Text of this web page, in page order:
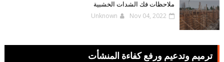
ملاحظات فك الشدات الخشبية
Unknown Nov 04, 2022
ترميم وتدعيم ورفع كفاءة المنشأت